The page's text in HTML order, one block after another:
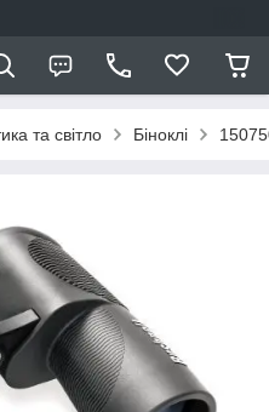
та світло Біноклі